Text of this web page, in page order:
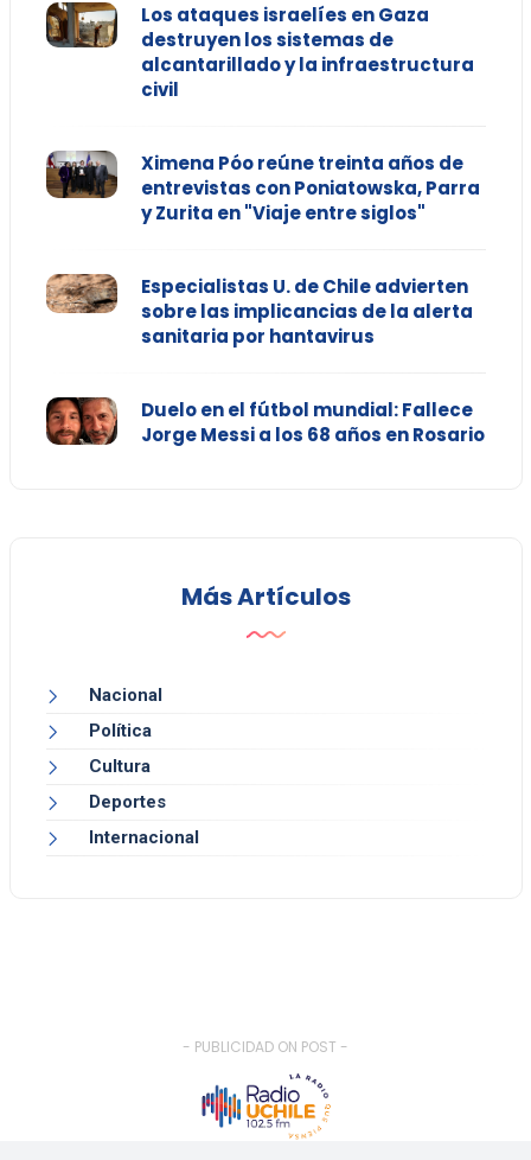
Los ataques israelíes en Gaza
destruyen los sistemas de
alcantarillado y la infraestructura
civil
Ximena Póo reúne treinta años de
entrevistas con Poniatowska, Parra
y Zurita en "Viaje entre siglos"
Especialistas U. de Chile advierten
sobre las implicancias de la alerta
sanitaria por hantavirus
Duelo en el fútbol mundial: Fallece
Jorge Messi a los 68 años en Rosario
Más Artículos
Nacional
Política
Cultura
Deportes
Internacional
- PUBLICIDAD ON POST -